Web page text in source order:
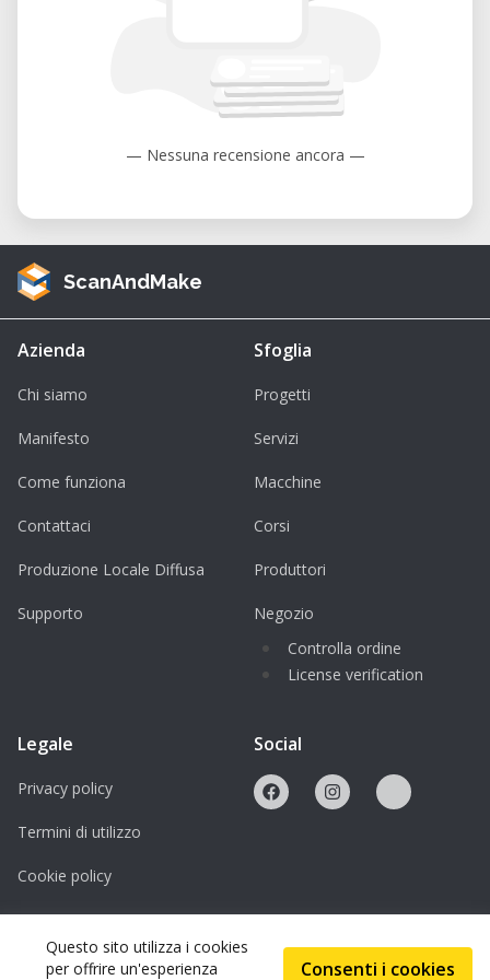
• 40 CHF pour les non-abonnés.
— Nessuna recensione ancora —
ScanAndMake
Azienda
Chi siamo
Manifesto
Come funziona
Contattaci
Produzione Locale Diffusa
Supporto
Sfoglia
Progetti
Servizi
Macchine
Corsi
Produttori
Negozio
Controlla ordine
License verification
Legale
Privacy policy
Termini di utilizzo
Cookie policy
Licenze
Social
Questo sito utilizza i cookies
per offrire un'esperienza
Consenti i cookies